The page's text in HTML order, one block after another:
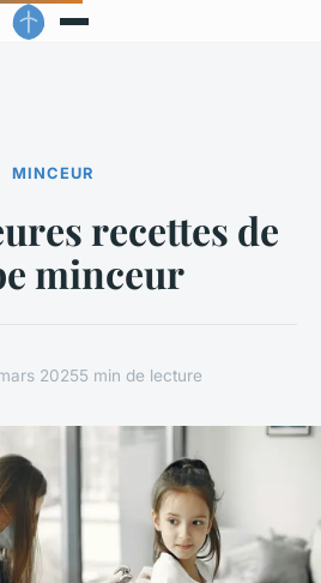
MINCEUR
recettes de
minceur
20255 min de lecture